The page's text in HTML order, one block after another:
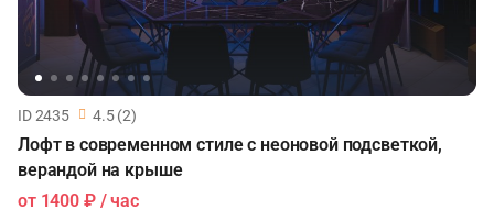
ID 2435 4.5 (2)
Лофт в современном стиле с неоновой подсветкой,
верандой на крыше
от 1400 ₽/ час